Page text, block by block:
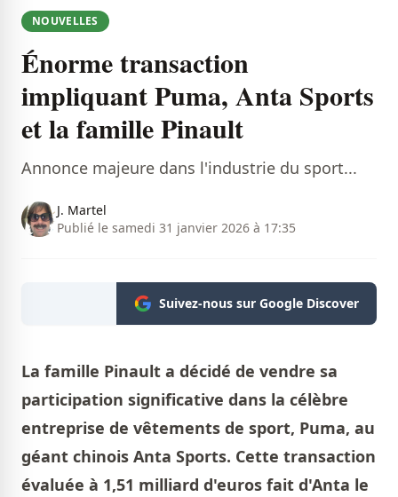
NOUVELLES
Énorme transaction
impliquant Puma, Anta Sports
et la famille Pinault
Annonce majeure dans l'industrie du sport...
J. Martel
Publié le samedi 31 janvier 2026 à 17:35
Suivez-nous sur Google Discover
La famille Pinault a décidé de vendre sa
participation significative dans la célèbre
entreprise de vêtements de sport, Puma, au
géant chinois Anta Sports. Cette transaction
évaluée à 1,51 milliard d'euros fait d'Anta le